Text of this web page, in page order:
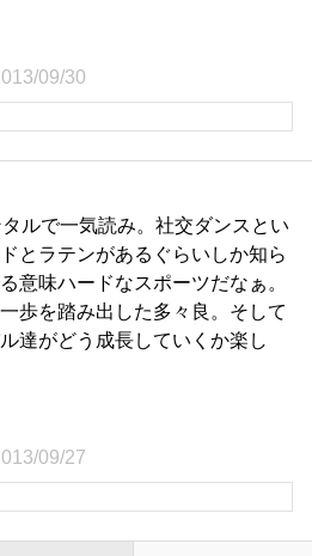
09/30
ルで一気読み。社交ダンスとい
とラテンがあるぐらいしか知ら
意味ハードなスポーツだなぁ。
歩を踏み出した多々良。そして
達がどう成長していくか楽し
09/27